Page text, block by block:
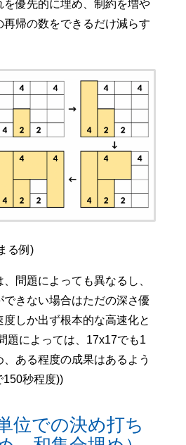
を優先的に埋め、制約を増や
再帰の数をできるだけ減らす
る例)
問題によっても異なるし、
きない場合はただの深さ優
しか出ず根本的な高速化と
題によっては、17x17でも1
ある程度の成果はあるよう
150秒程度))
位での決め打ち